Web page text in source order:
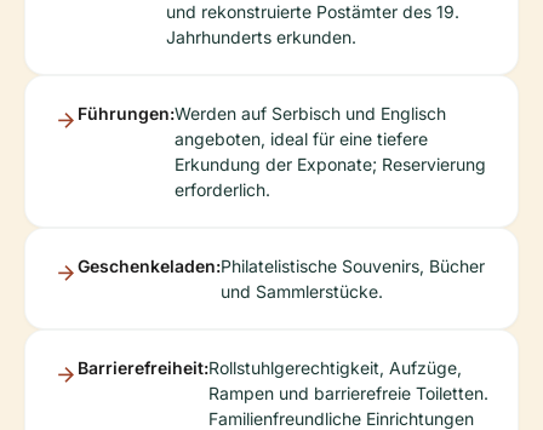
und rekonstruierte Postämter des 19.
Jahrhunderts erkunden.
Führungen:Werden auf Serbisch und Englisch
angeboten, ideal für eine tiefere
Erkundung der Exponate; Reservierung
erforderlich.
Geschenkeladen:Philatelistische Souvenirs, Bücher
und Sammlerstücke.
Barrierefreiheit:Rollstuhlgerechtigkeit, Aufzüge,
Rampen und barrierefreie Toiletten.
Familienfreundliche Einrichtungen